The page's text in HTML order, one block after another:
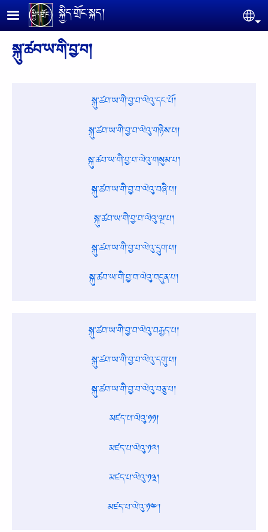
Skip to main content
སྐྱིད་གྲོང་སྐད།
སྐུ་ཚབ་ཡ་གི་བྱ་བ།
སྐུ་ཚབ་ཡ་གི་བྱ་བ་ལེའུ་དང་པོ།
སྐུ་ཚབ་ཡ་གི་བྱ་བ་ལེའུ་གཉིས་པ།
སྐུ་ཚབ་ཡ་གི་བྱ་བ་ལེའུ་གསུམ་པ།
སྐུ་ཚབ་ཡ་གི་བྱ་བ་ལེའུ་བཞི་པ།
སྐུ་ཚབ་ཡ་གི་བྱ་བ་ལེའུ་ལྔ་པ།
སྐུ་ཚབ་ཡ་གི་བྱ་བ་ལེའུ་དྲུག་པ།
སྐུ་ཚབ་ཡ་གི་བྱ་བ་ལེའུ་བདུན་པ།
སྐུ་ཚབ་ཡ་གི་བྱ་བ་ལེའུ་བརྒྱད་པ།
སྐུ་ཚབ་ཡ་གི་བྱ་བ་ལེའུ་དགུ་པ།
སྐུ་ཚབ་ཡ་གི་བྱ་བ་ལེའུ་བཅུ་པ།
མཛད་པ་ལེའུ་༡༡།
མཛད་པ་ལེའུ་༡༢།
མཛད་པ་ལེའུ་༡༣།
མཛད་པ་ལེའུ་༡༤།